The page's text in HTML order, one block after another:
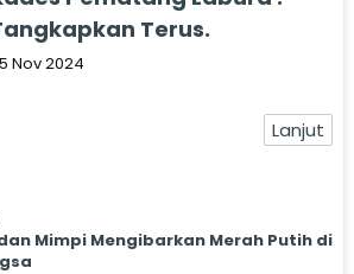
Terus.
Nov 2024
Lanjut
Mimpi Mengibarkan Merah Putih di